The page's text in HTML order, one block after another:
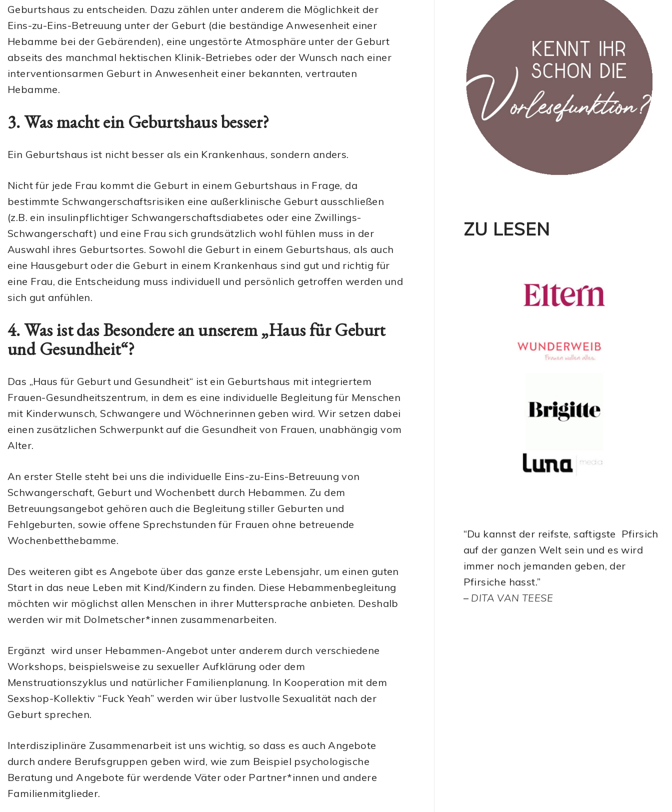
Geburtshaus zu entscheiden. Dazu zählen unter anderem die Möglichkeit der
Eins-zu-Eins-Betreuung unter der Geburt (die beständige Anwesenheit einer
Hebamme bei der Gebärenden), eine ungestörte Atmosphäre unter der Geburt
abseits des manchmal hektischen Klinik-Betriebes oder der Wunsch nach einer
interventionsarmen Geburt in Anwesenheit einer bekannten, vertrauten
Hebamme.
3. Was macht ein Geburtshaus besser?
Ein Geburtshaus ist nicht besser als ein Krankenhaus, sondern anders.
Nicht für jede Frau kommt die Geburt in einem Geburtshaus in Frage, da
bestimmte Schwangerschaftsrisiken eine außerklinische Geburt ausschließen
(z.B. ein insulinpflichtiger Schwangerschaftsdiabetes oder eine Zwillings-
Schwangerschaft) und eine Frau sich grundsätzlich wohl fühlen muss in der
Auswahl ihres Geburtsortes. Sowohl die Geburt in einem Geburtshaus, als auch
eine Hausgeburt oder die Geburt in einem Krankenhaus sind gut und richtig für
eine Frau, die Entscheidung muss individuell und persönlich getroffen werden und
sich gut anfühlen.
4. Was ist das Besondere an unserem „Haus für Geburt
und Gesundheit“?
Das „Haus für Geburt und Gesundheit“ ist ein Geburtshaus mit integriertem
Frauen-Gesundheitszentrum, in dem es eine individuelle Begleitung für Menschen
mit Kinderwunsch, Schwangere und Wöchnerinnen geben wird. Wir setzen dabei
einen zusätzlichen Schwerpunkt auf die Gesundheit von Frauen, unabhängig vom
Alter.
An erster Stelle steht bei uns die individuelle Eins-zu-Eins-Betreuung von
Schwangerschaft, Geburt und Wochenbett durch Hebammen. Zu dem
Betreuungsangebot gehören auch die Begleitung stiller Geburten und
Fehlgeburten, sowie offene Sprechstunden für Frauen ohne betreuende
Wochenbetthebamme.
Des weiteren gibt es Angebote über das ganze erste Lebensjahr, um einen guten
Start in das neue Leben mit Kind/Kindern zu finden. Diese Hebammenbegleitung
möchten wir möglichst allen Menschen in ihrer Muttersprache anbieten. Deshalb
werden wir mit Dolmetscher*innen zusammenarbeiten.
Ergänzt wird unser Hebammen-Angebot unter anderem durch verschiedene
Workshops, beispielsweise zu sexueller Aufklärung oder dem
Menstruationszyklus und natürlicher Familienplanung. In Kooperation mit dem
Sexshop-Kollektiv “Fuck Yeah” werden wir über lustvolle Sexualität nach der
Geburt sprechen.
Interdisziplinäre Zusammenarbeit ist uns wichtig, so dass es auch Angebote
durch andere Berufsgruppen geben wird, wie zum Beispiel psychologische
Beratung und Angebote für werdende Väter oder Partner*innen und andere
Familienmitglieder.
ZU LESEN
“Du kannst der reifste, saftigste Pfirsich
auf der ganzen Welt sein und es wird
immer noch jemanden geben, der
Pfirsiche hasst.”
– DITA VAN TEESE